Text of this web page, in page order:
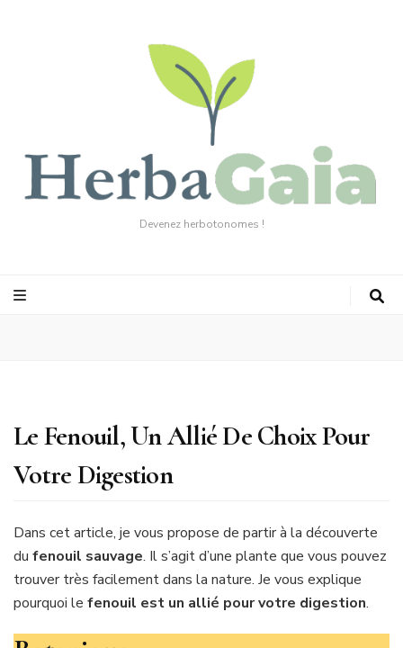
Devenez herbotonomes !
Le Fenouil, Un Allié De Choix Pour
Votre Digestion
Dans cet article, je vous propose de partir à la découverte
du fenouil sauvage. Il s’agit d’une plante que vous pouvez
trouver très facilement dans la nature. Je vous explique
pourquoi le fenouil est un allié pour votre digestion.